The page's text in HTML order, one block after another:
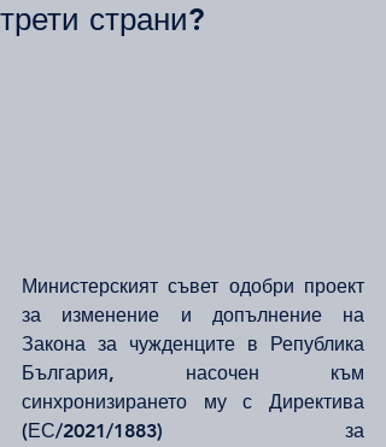
трети страни?
Министерският съвет одобри проект
за изменение и допълнение на
Закона за чужденците в Република
България, насочен към
синхронизирането му с Директива
(ЕС/2021/1883) за